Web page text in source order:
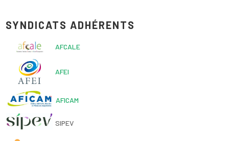
SYNDICATS ADHÉRENTS
AFCALE
AFEI
AFICAM
SIPEV